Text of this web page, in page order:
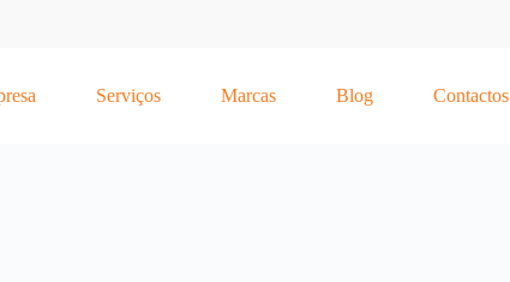
Serviços Marcas Blog Contactos